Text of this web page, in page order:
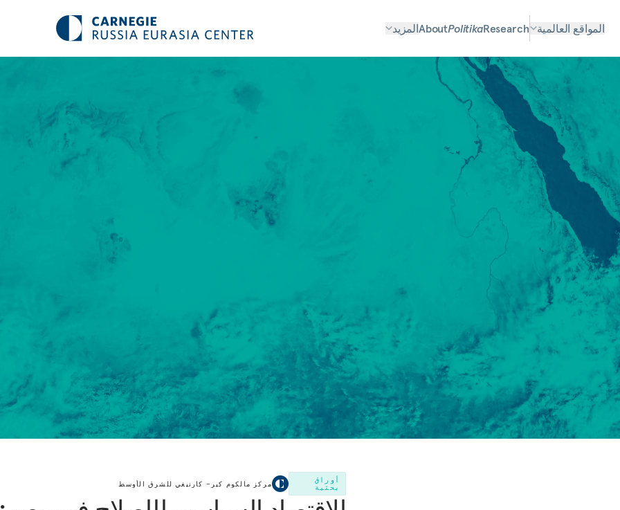
المواقع العالمية Research
Politika
Aboutالمزيد
أوراق
بحثية
مركز مالكوم كير– كارنيغي للشرق الأوسط